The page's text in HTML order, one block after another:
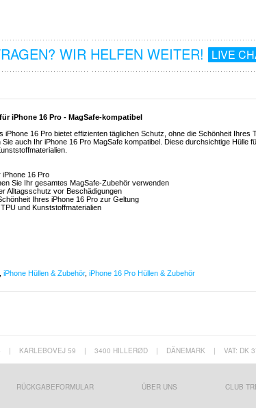
WIR HELFEN WEITER! LIVE
iPhone 16 Pro - MagSafe-kompatibel
iPhone 16 Pro bietet effizienten täglichen Schutz, ohne die Schönheit Ihres
auch Ihr iPhone 16 Pro MagSafe kompatibel. Diese durchsichtige Hülle
iPhone 16 Pro
Sie Ihr gesamtes MagSafe-Zubehör verwenden
Alltagsschutz vor Beschädigungen
Ihres iPhone 16 Pro zur Geltung
und Kunststoffmaterialien
iPhone Hüllen & Zubehör, iPhone 16 Pro Hüllen & Zubehör
| KARLEBOVEJ 59 | 3400 HILLERØD | DÄNEMARK | VAT: DK
RÜCKGABEFORMULAR ÜBER UNS CLUB